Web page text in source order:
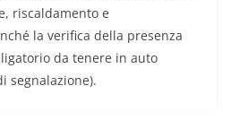
riscaldamento e
la verifica della presenza
da tenere in auto
segnalazione).